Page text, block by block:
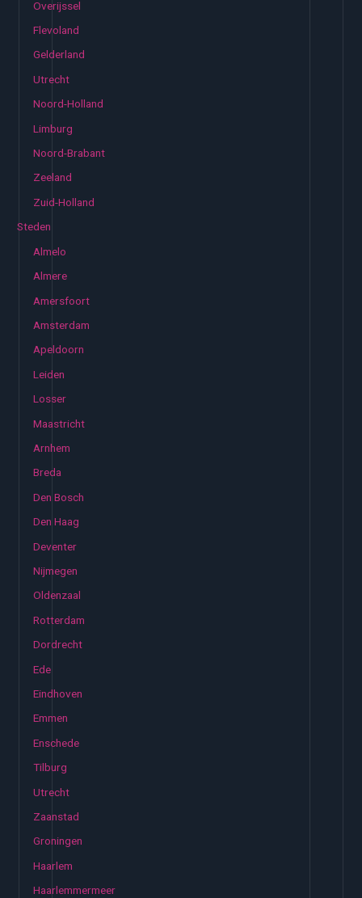
Overijssel
Flevoland
Gelderland
Utrecht
Noord-Holland
Limburg
Noord-Brabant
Zeeland
Zuid-Holland
Steden
Almelo
Almere
Amersfoort
Amsterdam
Apeldoorn
Leiden
Losser
Maastricht
Arnhem
Breda
Den Bosch
Den Haag
Deventer
Nijmegen
Oldenzaal
Rotterdam
Dordrecht
Ede
Eindhoven
Emmen
Enschede
Tilburg
Utrecht
Zaanstad
Groningen
Haarlem
Haarlemmermeer